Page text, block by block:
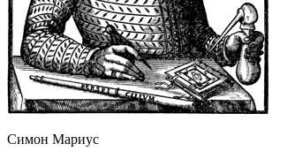
Симон Мариус